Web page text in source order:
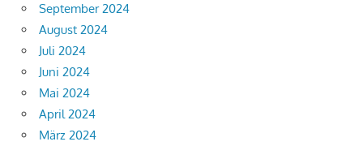
September 2024
August 2024
Juli 2024
Juni 2024
Mai 2024
April 2024
März 2024